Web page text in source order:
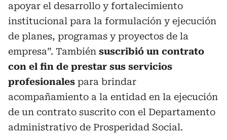
apoyar el desarrollo y fortalecimiento
institucional para la formulación y ejecución
de planes, programas y proyectos de la
empresa”. También suscribió un contrato
con el fin de prestar sus servicios
profesionales para brindar
acompañamiento a la entidad en la ejecución
de un contrato suscrito con el Departamento
administrativo de Prosperidad Social.